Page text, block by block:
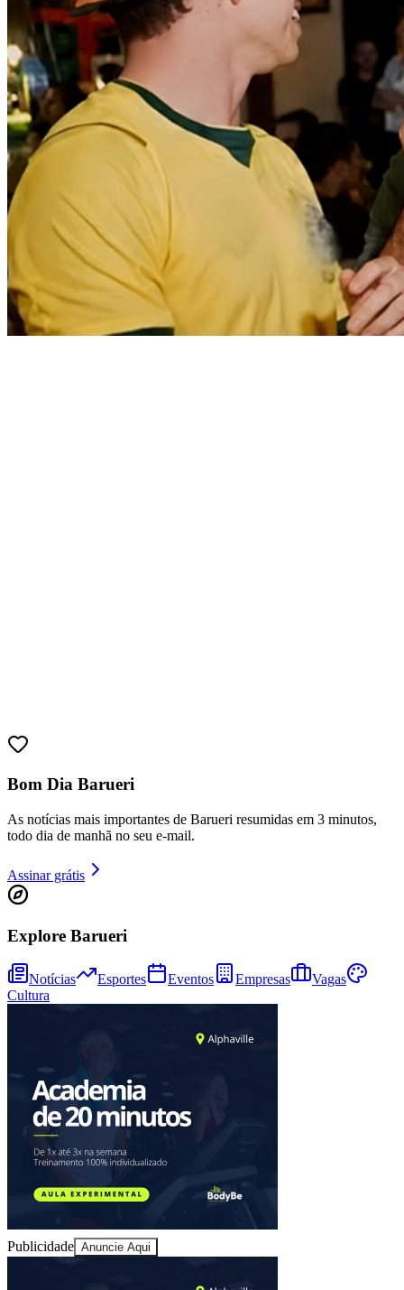
Cruzeiro
Bom Dia Barueri
As notícias mais importantes de Barueri resumidas em 3 minutos,
todo dia de manhã no seu e-mail.
Assinar grátis
Explore Barueri
Notícias Esportes Eventos Empresas
Vagas
Cultura
Publicidade Anuncie Aqui